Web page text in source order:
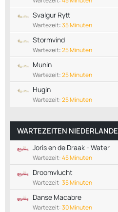
Svalgur Rytt
Wartezeit:35 Minuten
Stormvind
Wartezeit:25 Minuten
Munin
Wartezeit:25 Minuten
Hugin
Wartezeit:25 Minuten
WARTEZEITEN NIEDERLANDE
Joris en de Draak - Water
Wartezeit:45 Minuten
Droomvlucht
Wartezeit:35 Minuten
Danse Macabre
Wartezeit:30 Minuten